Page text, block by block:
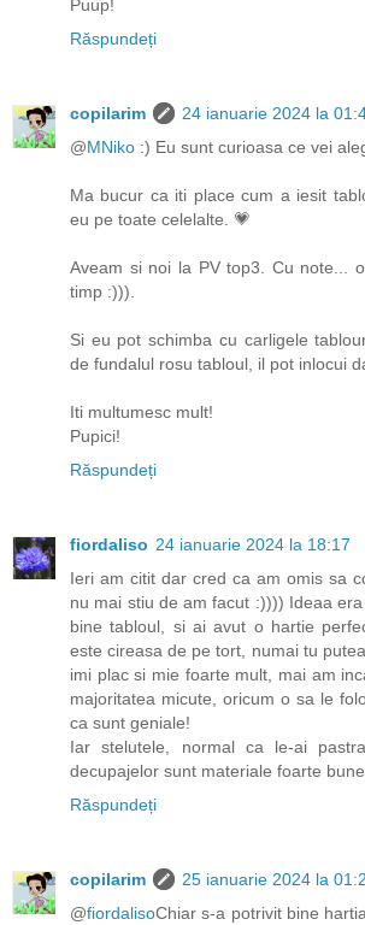
Puup!
Răspundeți
copilarim
24 ianuarie 2024 la
@MNiko :) Eu sunt curioasa ce vei
Ma bucur ca iti place cum a iesit
eu pe toate celelalte. 💗
Aveam si noi la PV top3. Cu note...
timp :))).
Si eu pot schimba cu carligele
de fundalul rosu tabloul, il pot inlocui
Iti multumesc mult!
Pupici!
Răspundeți
fiordaliso 24 ianuarie 2024 la 18:17
Ieri am citit dar cred ca am omis sa
nu mai stiu de am facut :)))) Ideaa
bine tabloul, si ai avut o hartie
este cireasa de pe tort, numai tu
imi plac si mie foarte mult, mai am
majoritatea micute, oricum o sa le
ca sunt geniale!
Iar stelutele, normal ca le-ai
decupajelor sunt materiale foarte
Răspundeți
copilarim
25 ianuarie 2024 la
@fiordalisoChiar s-a potrivit bine